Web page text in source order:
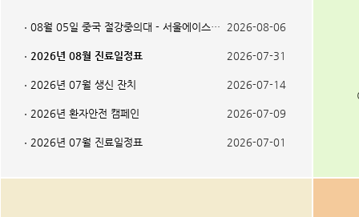
08월 05일 중국 절강중의대 - 서울에이스… 2026-08-06
2026년 08월 진료일정표 2026-07-31
2026년 07월 생신 잔치 2026-07-14
2026년 환자안전 캠페인 2026-07-09
2026년 07월 진료일정표 2026-07-01